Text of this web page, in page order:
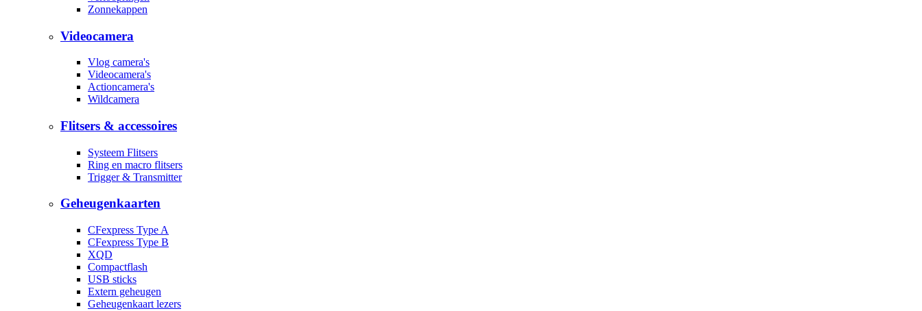
Zonnekappen
Videocamera
Vlog camera's
Videocamera's
Actioncamera's
Wildcamera
Flitsers & accessoires
Systeem Flitsers
Ring en macro flitsers
Trigger & Transmitter
Geheugenkaarten
CFexpress Type A
CFexpress Type B
XQD
Compactflash
USB sticks
Extern geheugen
Geheugenkaart lezers